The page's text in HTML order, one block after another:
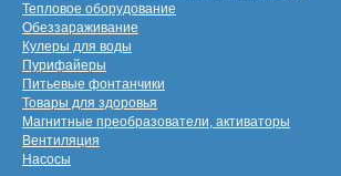
Тепловое оборудование
Обеззараживание
Кулеры для воды
Пурифайеры
Питьевые фонтанчики
Товары для здоровья
Магнитные преобразователи, активаторы
Вентиляция
Насосы